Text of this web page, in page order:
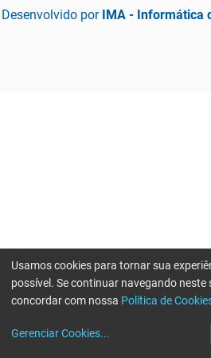
Desenvolvido por IMA - Informática
Usamos cookies para tornar sua
possível. Se continuar navegando neste
concordar com nossa Política de
Gerenciar Cookies...
Erro ao enviar informações, por favor